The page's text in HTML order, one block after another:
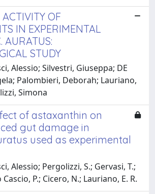
OF
IN EXPERIMENTAL
AURATUS:
STUDY
Alessio; Silvestri, Giuseppa; DE
Palombieri, Deborah; Lauriano,
Simona
of astaxanthin on
gut damage in
used as experimental
Alessio; Pergolizzi, S.; Gervasi, T.;
P.; Cicero, N.; Lauriano, E. R.